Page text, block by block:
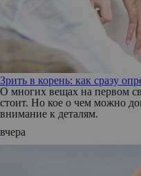
Зрить в корень: как сразу
О многих вещах на первом
стоит. Но кое о чем можно
внимание к деталям.
вчера